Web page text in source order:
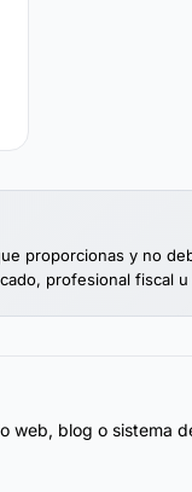
proporcionas y no
profesional fiscal
web, blog o sistema